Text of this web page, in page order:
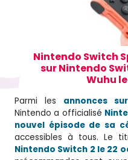
Nintendo Switch
sur Nintendo
Wuhu
Parmi les annonces
Nintendo a officialisé
nouvel épisode de sa
accessibles à tous. Le
Nintendo Switch 2 le 22